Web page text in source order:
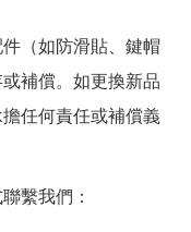
（如防滑貼、鍵帽
補償。如更換新品
任何責任或補償義
繫我們：